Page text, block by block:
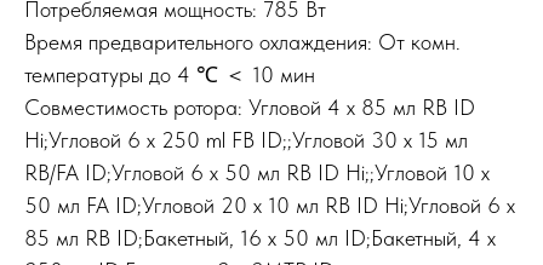
Потребляемая мощность: 785 Вт
Время предварительного охлаждения: От комн.
температуры до 4 ℃ ＜ 10 мин
Совместимость ротора: Угловой 4 x 85 мл RB ID
Hi;Угловой 6 x 250 ml FB ID;;Угловой 30 x 15 мл
RB/FA ID;Угловой 6 x 50 мл RB ID Hi;;Угловой 10 x
50 мл FA ID;Угловой 20 x 10 мл RB ID Hi;Угловой 6 x
85 мл RB ID;Бакетный, 16 x 50 мл ID;Бакетный, 4 x